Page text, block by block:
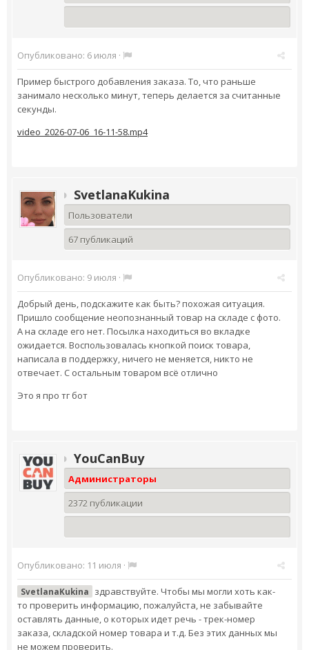
Опубликовано: 6 июля ·
Пример быстрого добавления заказа. То, что раньше
занимало несколько минут, теперь делается за считанные
секунды.
video_2026-07-06_16-11-58.mp4
SvetlanaKukina
Пользователи
67 публикаций
Опубликовано: 9 июля ·
Добрый день, подскажите как быть? похожая ситуация.
Пришло сообщение неопознанный товар на складе с фото.
А на складе его нет. Посылка находиться во вкладке
ожидается. Воспользовалась кнопкой поиск товара,
написала в поддержку, ничего не меняется, никто не
отвечает. С остальным товаром всё отлично
Это я про тг бот
YouCanBuy
Администраторы
2372 публикации
Опубликовано: 11 июля ·
SvetlanaKukina
здравствуйте. Чтобы мы могли хоть как-
то проверить информацию, пожалуйста, не забывайте
оставлять данные, о которых идет речь - трек-номер
заказа, складской номер товара и т.д. Без этих данных мы
не можем проверить.